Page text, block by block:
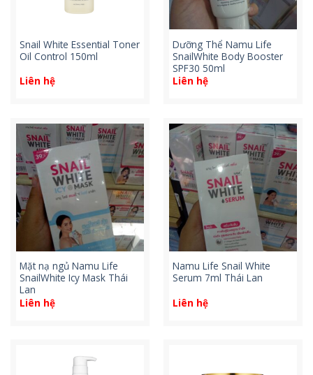
Snail White Essential Toner
Oil Control 150ml
Liên hệ
Dưỡng Thể Namu Life
SnailWhite Body Booster
SPF30 50ml
Liên hệ
Mặt nạ ngủ Namu Life
SnailWhite Icy Mask Thái
Lan
Liên hệ
Namu Life Snail White
Serum 7ml Thái Lan
Liên hệ